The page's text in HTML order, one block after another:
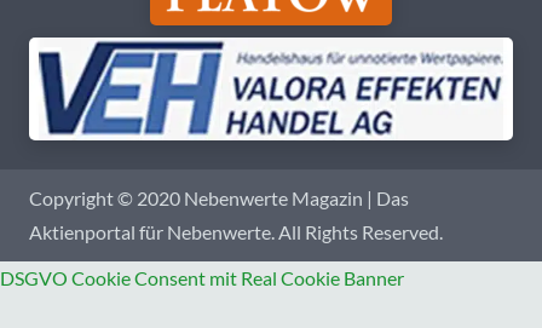
Copyright © 2020 Nebenwerte Magazin | Das
Aktienportal für Nebenwerte. All Rights Reserved.
DSGVO Cookie Consent mit Real Cookie Banner